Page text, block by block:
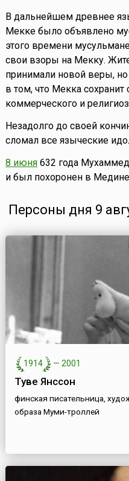
В дальнейшем древнее
Мекке было объявлено
этого времени
свои взоры на Мекку.
принимали новой веры,
в том, что Мекка сохранит
коммерческого и
Незадолго до своей
сломал все языческие
8 июня632 года
и был похоронен в
Персоны дня 9
1914 — 2001
Туве Янссон
финская писательница,
образа Муми-троллей